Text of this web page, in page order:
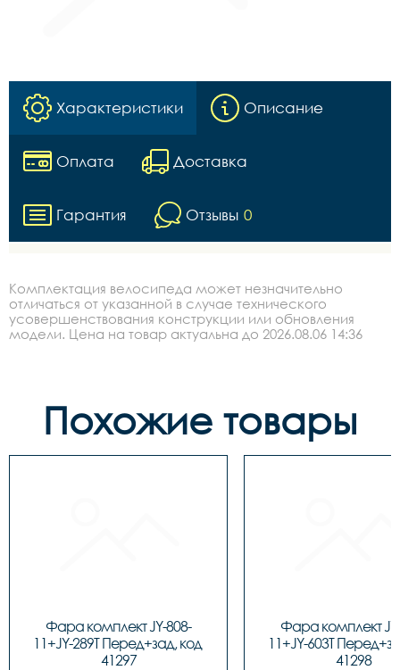
Характеристики Описание
Оплата Доставка
Гарантия Отзывы 0
Комплектация велосипеда может незначительно
отличаться от указанной в случае технического
усовершенствования конструкции или обновления
модели. Цена на товар актуальна до 2026.08.06 14:36
Похожие товары
Фара комплект JY-808-
11+JY-289T Перед+зад, код
41297
Фара комплект
11+JY-603T
41298